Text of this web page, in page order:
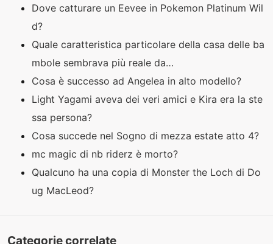
Dove catturare un Eevee in Pokemon Platinum Wil
d?
Quale caratteristica particolare della casa delle ba
mbole sembrava più reale da…
Cosa è successo ad Angelea in alto modello?
Light Yagami aveva dei veri amici e Kira era la ste
ssa persona?
Cosa succede nel Sogno di mezza estate atto 4?
mc magic di nb riderz è morto?
Qualcuno ha una copia di Monster the Loch di Do
ug MacLeod?
Categorie correlate